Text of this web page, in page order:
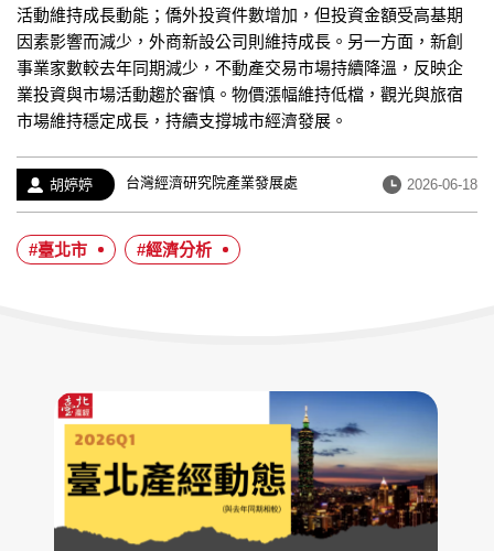
活動維持成長動能；僑外投資件數增加，但投資金額受高基期
因素影響而減少，外商新設公司則維持成長。另一方面，新創
事業家數較去年同期減少，不動產交易市場持續降溫，反映企
業投資與市場活動趨於審慎。物價漲幅維持低檔，觀光與旅宿
市場維持穩定成長，持續支撐城市經濟發展。
作
者：
胡婷婷
經
歷：
台灣經濟研究院產業發展處
發
布
2026-06-18
#臺北市 #經濟分析